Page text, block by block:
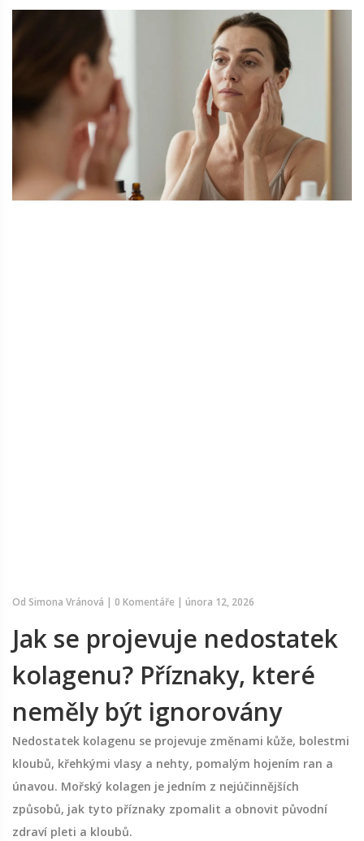
Od Simona Vránová | 0 Komentáře | února 12, 2026
Jak se projevuje nedostatek
kolagenu? Příznaky, které
neměly být ignorovány
Nedostatek kolagenu se projevuje změnami kůže, bolestmi
kloubů, křehkými vlasy a nehty, pomalým hojením ran a
únavou. Mořský kolagen je jedním z nejúčinnějších
způsobů, jak tyto příznaky zpomalit a obnovit původní
zdraví pleti a kloubů.